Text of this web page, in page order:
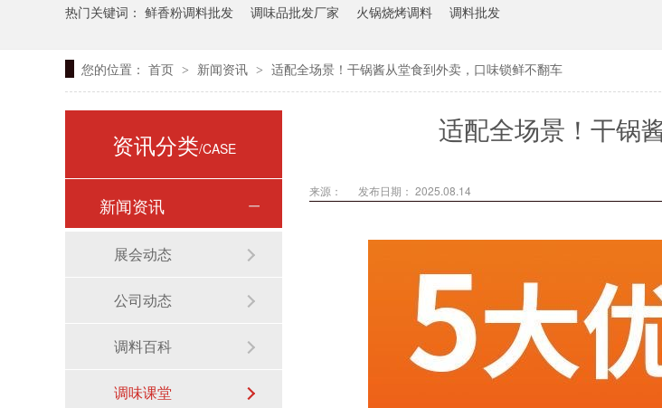
热门关键词： 鲜香粉调料批发 调味品批发厂家 火锅烧烤调料 调料批发
您的位置： 首页 > 新闻资讯 > 适配全场景！干锅酱从堂食到外卖，口味锁鲜不翻车
适配全场景！干锅
来源： 发布日期： 2025.08.14
资讯分类/CASE
新闻资讯
展会动态
公司动态
调料百科
调味课堂